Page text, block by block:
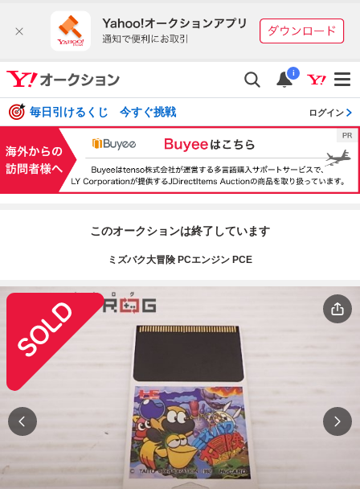
i
毎日引けるくじ 今すぐ挑戦 ログイン
このオークションは終了しています
ミズバク大冒険 PCエンジン PCE